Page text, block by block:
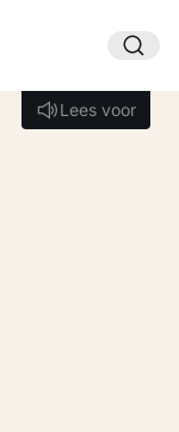
Lees voor
Lees voor